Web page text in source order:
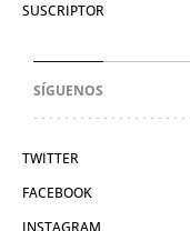
SUSCRIPTOR
SÍGUENOS
TWITTER
FACEBOOK
INSTAGRAM